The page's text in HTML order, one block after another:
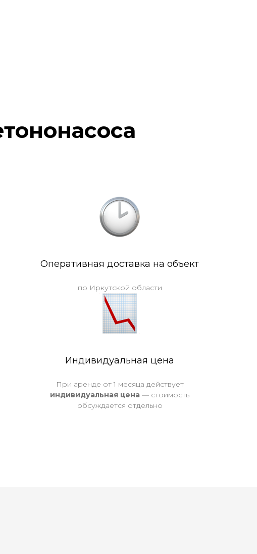
Оперативная доставка на объект
по Иркутской области
Индивидуальная цена
При аренде от 1 месяца действует
индивидуальная цена — стоимость
обсуждается отдельно